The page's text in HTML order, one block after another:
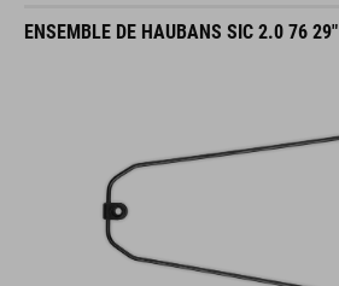
ENSEMBLE DE HAUBANS SIC 2.0 76 29"